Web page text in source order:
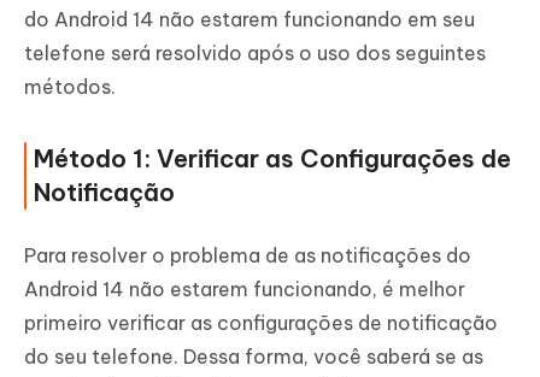
do Android 14 não estarem funcionando em seu
telefone será resolvido após o uso dos seguintes
métodos.
Método 1: Verificar as Configurações de
Notificação
Para resolver o problema de as notificações do
Android 14 não estarem funcionando, é melhor
primeiro verificar as configurações de notificação
do seu telefone. Dessa forma, você saberá se as